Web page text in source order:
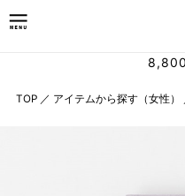
TOP ／ アイテムから探す（女性）